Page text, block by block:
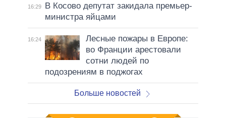
16:29
В Косово депутат закидала премьер-
министра яйцами
16:24
Лесные пожары в Европе:
во Франции арестовали
сотни людей по
подозрениям в поджогах
Больше новостей